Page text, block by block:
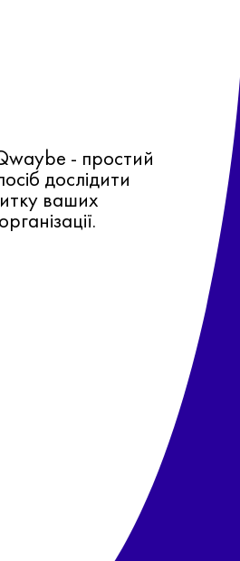
- простий
дослідити
ваших